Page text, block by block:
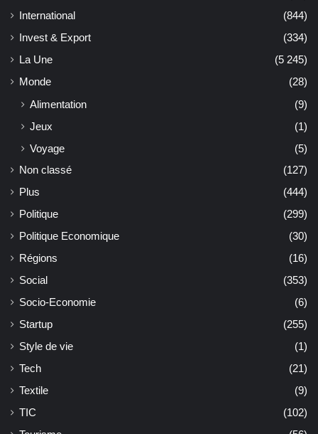
International
(844)
Invest & Export
(334)
La Une
(5 245)
Monde
(28)
Alimentation
(9)
Jeux
(1)
Voyage
(5)
Non classé
(127)
Plus
(444)
Politique
(299)
Politique Economique
(30)
Régions
(16)
Social
(353)
Socio-Economie
(6)
Startup
(255)
Style de vie
(1)
Tech
(21)
Textile
(9)
TIC
(102)